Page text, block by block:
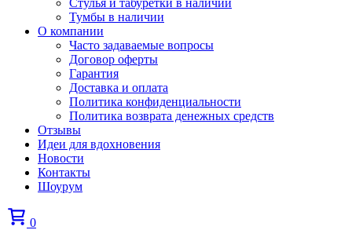
Стулья и табуретки в наличии
Тумбы в наличии
О компании
Часто задаваемые вопросы
Договор оферты
Гарантия
Доставка и оплата
Политика конфиденциальности
Политика возврата денежных средств
Отзывы
Идеи для вдохновения
Новости
Контакты
Шоурум
0